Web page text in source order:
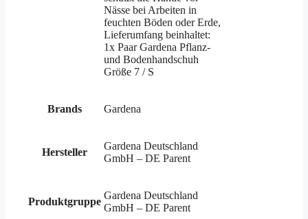
Nässe bei Arbeiten in
feuchten Böden oder Erde,
Lieferumfang beinhaltet:
1x Paar Gardena Pflanz-
und Bodenhandschuh
Größe 7 / S
Brands Gardena
Hersteller
Gardena Deutschland
GmbH – DE Parent
Produktgruppe
Gardena Deutschland
GmbH – DE Parent